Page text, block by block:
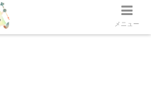
メニュー